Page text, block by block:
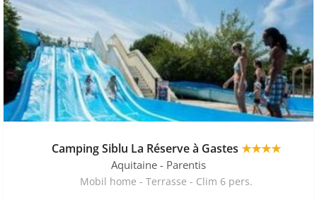
Camping Siblu La Réserve à Gastes ★★★★
Aquitaine - Parentis
Mobil home - Terrasse - Clim 6 pers.